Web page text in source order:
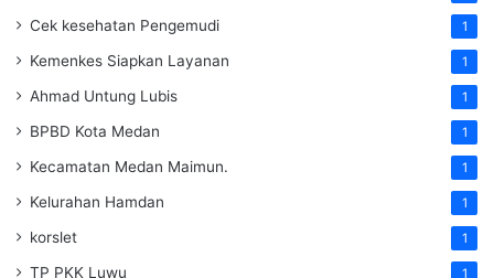
Cek kesehatan Pengemudi 1
Kemenkes Siapkan Layanan 1
Ahmad Untung Lubis 1
BPBD Kota Medan 1
Kecamatan Medan Maimun. 1
Kelurahan Hamdan 1
korslet 1
TP PKK Luwu 1